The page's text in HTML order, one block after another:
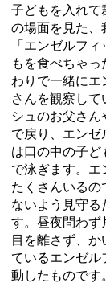
子どもを入れて
の場面を見た、
「エンゼルフ
もを食べちゃっ
わりで一緒にエ
さんを観察して
シュのお父さん
で戻り、エンゼ
は口の中の子ど
で泳ぎます。エ
たくさんいるの
ないよう見守る
す。昼夜問わず
目を離さず、
ているエンゼル
動したものです